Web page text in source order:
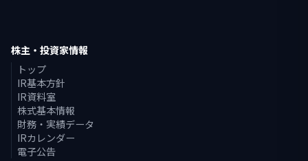
株主・投資家情報
トップ
IR基本方針
IR資料室
株式基本情報
財務・実績データ
IRカレンダー
電子公告